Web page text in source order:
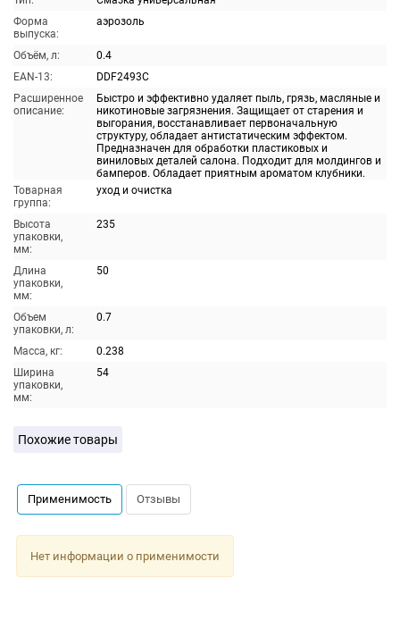
Форма
выпуска:
аэрозоль
Объём, л:
0.4
EAN-13:
DDF2493C
Расширенное
описание:
Быстро и эффективно удаляет пыль, грязь, масляные и
никотиновые загрязнения. Защищает от старения и
выгорания, восстанавливает первоначальную
структуру, обладает антистатическим эффектом.
Предназначен для обработки пластиковых и
виниловых деталей салона. Подходит для молдингов и
бамперов. Обладает приятным ароматом клубники.
Товарная
группа:
уход и очистка
Высота
упаковки,
мм:
235
Длина
упаковки,
мм:
50
Объем
упаковки, л:
0.7
Масса, кг:
0.238
Ширина
упаковки,
мм:
54
Похожие товары
Применимость Отзывы
Нет информации о применимости